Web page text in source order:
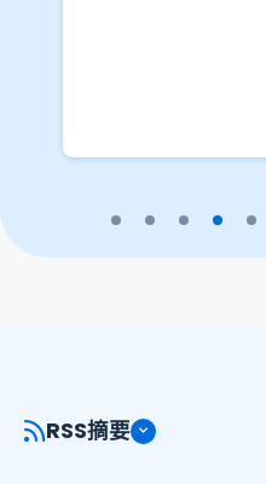
学要求／应征
绩统计及积点
- 特殊需要考生
及延伸部分的
高等级的统计
RSS摘要